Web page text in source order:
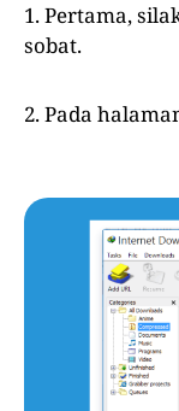
1. Pertama,
sobat.
2. Pada